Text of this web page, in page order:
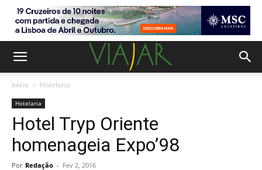
Início Hotelaria
Hotelaria
Hotel Tryp Oriente
homenageia Expo’98
Por Redação - Fev 2, 2016